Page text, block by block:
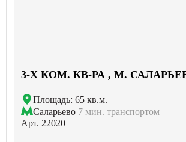
3-X КОМ. КВ-РА , М.
Площадь: 65 кв.м.
Саларьево 7 мин. транспортом
Арт. 22020